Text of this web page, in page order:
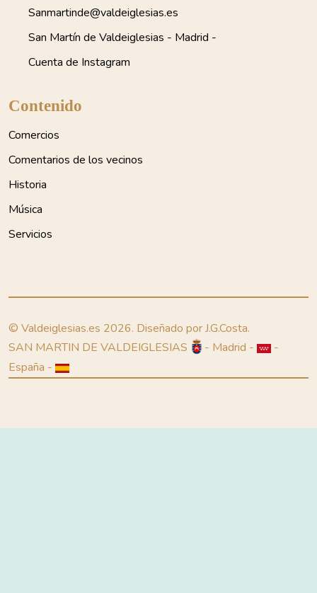
Sanmartinde@valdeiglesias.es
San Martín de Valdeiglesias - Madrid -
Cuenta de Instagram
Contenido
Comercios
Comentarios de los vecinos
Historia
Música
Servicios
© Valdeiglesias.es 2026. Diseñado por J.G.Costa.
SAN MARTIN DE VALDEIGLESIAS
- Madrid -
-
España -